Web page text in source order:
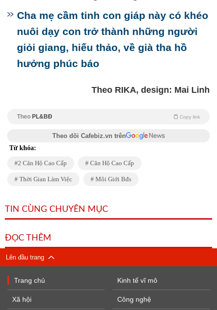
Cha mẹ cầm tinh con giáp này có khéo
nuôi dạy con trở thành những người
giỏi giang, hiếu thảo, về già tha hồ
hưởng phúc báo
Theo RIKA, design: Mai Linh
Theo PL&BĐ Copy link
Theo dõi Cafebiz.vn trên
Từ khóa:
2 Căn Hộ Cao Cấp Căn Hộ Cao Cấp
Thời Gian Làm Việc Môi Giới Bđs
TIN CÙNG CHUYÊN MỤC
ĐỌC THÊM
Lên đầu trang
Trang chủ
Xã hội
Kinh tế vĩ mô
Công nghệ